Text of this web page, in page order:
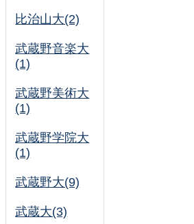
比治山大(2)
武蔵野音楽大
(1)
武蔵野美術大
(1)
武蔵野学院大
(1)
武蔵野大(9)
武蔵大(3)